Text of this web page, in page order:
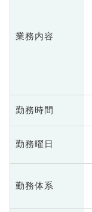
業務内容
勤務時間
勤務曜日
勤務体系